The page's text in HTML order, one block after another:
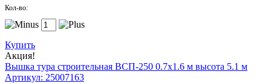
Кол-во:
Купить
Акция!
Вышка тура строительная ВСП-250 0.7х1.6 м высота 5.1 м
Артикул: 25007163